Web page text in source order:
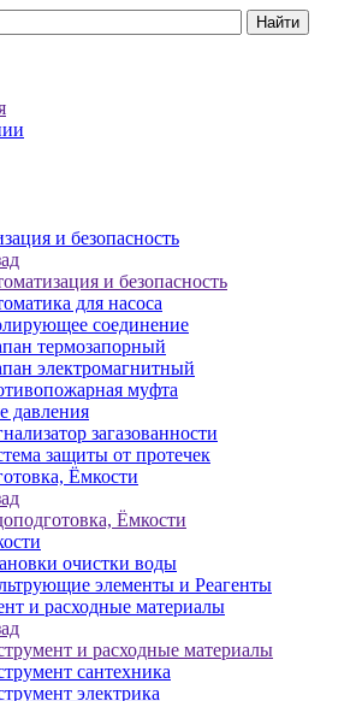
и безопасность
и безопасность
для насоса
соединение
термозапорный
электромагнитный
муфта
давления
загазованности
защиты от протечек
Ёмкости
Ёмкости
очистки воды
элементы и Реагенты
и расходные материалы
и расходные материалы
сантехника
электрика